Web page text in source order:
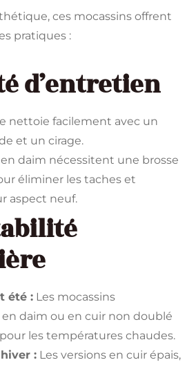
ces mocassins offrent
pratiques :
d’entretien
nettoie facilement avec un
et un cirage.
daim nécessitent une brosse
éliminer les taches et
aspect neuf.
été : Les mocassins
daim ou en cuir non doublé
les températures chaudes.
: Les versions en cuir épais,